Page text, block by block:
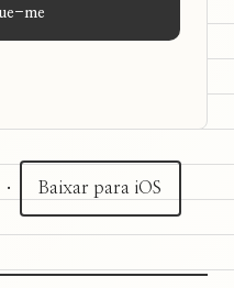
me
· Baixar para iOS